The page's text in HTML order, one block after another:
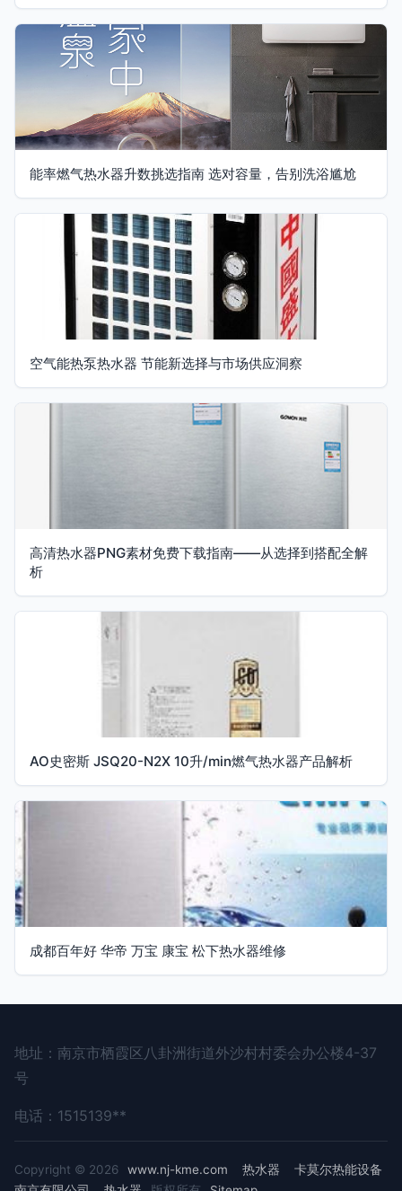
能率燃气热水器升数挑选指南 选对容量，告别洗浴尴尬
空气能热泵热水器 节能新选择与市场供应洞察
高清热水器PNG素材免费下载指南——从选择到搭配全解
析
AO史密斯 JSQ20-N2X 10升/min燃气热水器产品解析
成都百年好 华帝 万宝 康宝 松下热水器维修
地址：南京市栖霞区八卦洲街道外沙村村委会办公楼4-37
号
电话：1515139**
Copyright © 2026 www.nj-kme.com 热水器
卡莫尔热能设备